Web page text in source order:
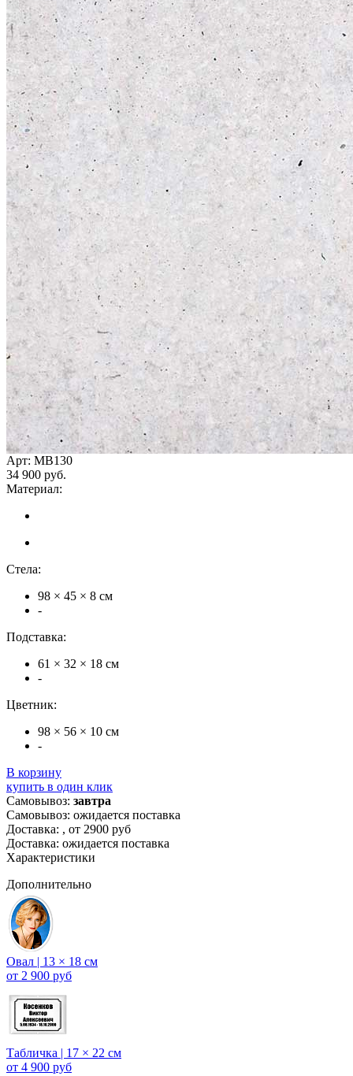
Арт: MB130
34 900 руб.
Материал:
Стела:
98 × 45 × 8 см
-
Подставка:
61 × 32 × 18 см
-
Цветник:
98 × 56 × 10 см
-
В корзину
купить в один клик
Самовывоз: завтра
Самовывоз: ожидается поставка
Доставка: , от 2900 руб
Доставка: ожидается поставка
Характеристики
Дополнительно
Овал | 13 × 18 см
от 2 900 руб
Табличка | 17 × 22 см
от 4 900 руб